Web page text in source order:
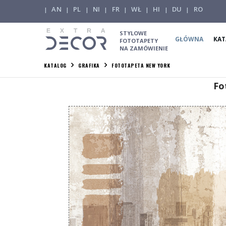
| AN | PL | NI | FR | WŁ | HI | DU | RO
STYLOWE
FOTOTAPETY
NA ZAMÓWIENIE
GŁÓWNA
KATALOG GRAFIKA FOTOTAPETA NEW YORK